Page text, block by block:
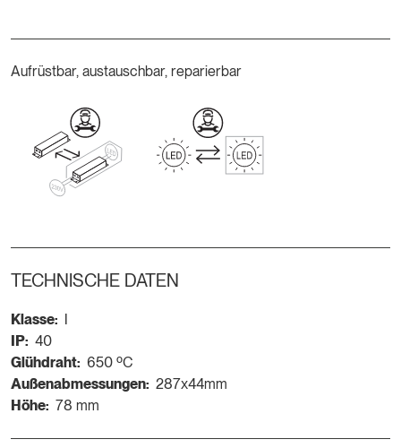
Aufrüstbar, austauschbar, reparierbar
TECHNISCHE DATEN
Klasse:
IP: 40
Glühdraht: 650 ºC
Außenabmessungen: 287x44mm
Höhe: 78 mm